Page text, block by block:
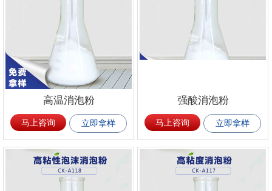
高温消泡粉
马上咨询 立即拿样
强酸消泡粉
马上咨询 立即拿样